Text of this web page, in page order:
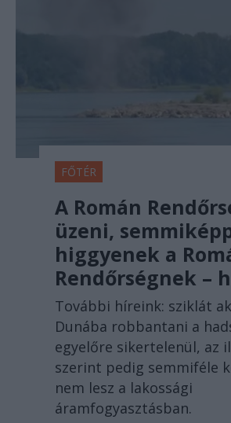
FŐTÉR
A Román
üzeni,
higgyenek a
Rendőrségnek –
További híreink: sziklát
Dunába robbantani a
egyelőre sikertelenül, az
szerint pedig semmiféle
nem lesz a lakossági
áramfogyasztásban.